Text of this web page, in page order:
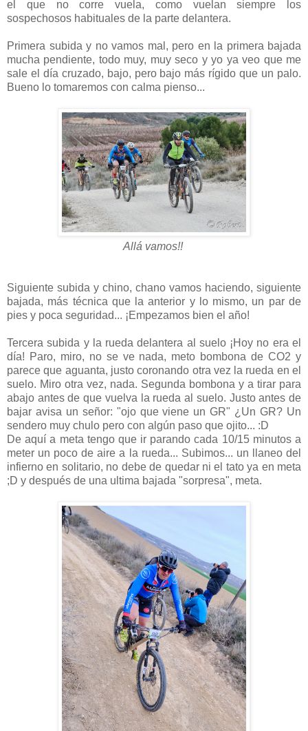
el que no corre vuela, como vuelan siempre los
sospechosos habituales de la parte delantera.
Primera subida y no vamos mal, pero en la primera bajada
mucha pendiente, todo muy, muy seco y yo ya veo que me
sale el día cruzado, bajo, pero bajo más rígido que un palo.
Bueno lo tomaremos con calma pienso...
Allá vamos!!
Siguiente subida y chino, chano vamos haciendo, siguiente
bajada, más técnica que la anterior y lo mismo, un par de
pies y poca seguridad... ¡Empezamos bien el año!
Tercera subida y la rueda delantera al suelo ¡Hoy no era el
día! Paro, miro, no se ve nada, meto bombona de CO2 y
parece que aguanta, justo coronando otra vez la rueda en el
suelo. Miro otra vez, nada. Segunda bombona y a tirar para
abajo antes de que vuelva la rueda al suelo. Justo antes de
bajar avisa un señor: "ojo que viene un GR" ¿Un GR? Un
sendero muy chulo pero con algún paso que ojito... :D
De aquí a meta tengo que ir parando cada 10/15 minutos a
meter un poco de aire a la rueda... Subimos... un llaneo del
infierno en solitario, no debe de quedar ni el tato ya en meta
;D y después de una ultima bajada "sorpresa", meta.